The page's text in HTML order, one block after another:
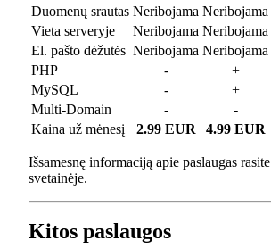
Duomenų srautas Neribojama Neribojama
Vieta serveryje
Neribojama Neribojama
El. pašto dėžutės Neribojama Neribojama
PHP
- +
MySQL
- +
Multi-Domain
- -
Kaina už mėnesį
2.99 EUR 4.99 EUR
Išsamesnę informaciją apie paslaugas rasite
svetainėje.
Kitos paslaugos